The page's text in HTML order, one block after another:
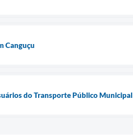
Canguçu
do Transporte Público Municipal